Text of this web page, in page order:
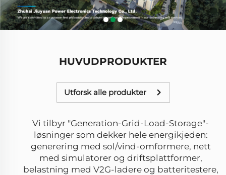
HUVUDPRODUKTER
Utforsk alle produkter
Vi tilbyr "Generation-Grid-Load-Storage"-
løsninger som dekker hele energikjeden:
generering med sol/vind-omformere, nett
med simulatorer og driftsplattformer,
belastning med V2G-ladere og batteritestere,